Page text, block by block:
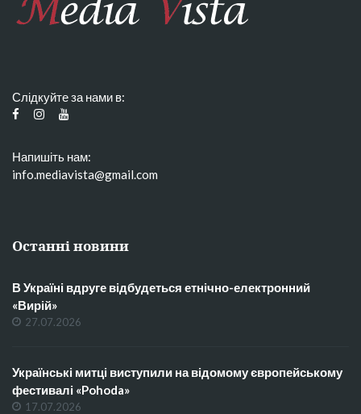
Слідкуйте за нами в:
Напишіть нам:
info.mediavista@gmail.com
Останні новини
В Україні вдруге відбудеться етнічно-електронний
«Вирій»
27.07.2026
Українські митці виступили на відомому європейському
фестивалі «Pohoda»
17.07.2026